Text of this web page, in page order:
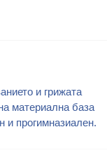
и грижата
материална база
и прогимназиален.